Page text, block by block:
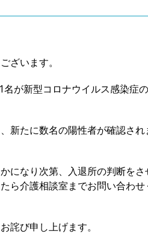
ざいます。
が新型コロナウイルス感染症
新たに数名の陽性者が確認され
になり次第、入退所の判断をさ
ら介護相談室までお問い合わせ
詫び申し上げます。